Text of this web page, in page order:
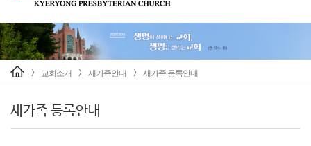
> 교회소개 > 새가족안내 > 새가족 등록안내
새가족 등록안내